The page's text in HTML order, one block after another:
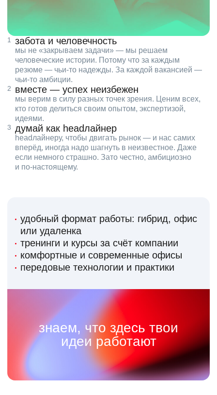
забота и человечность
мы не «закрываем задачи» — мы решаем
человеческие истории. Потому что за каждым
резюме — чьи‑то надежды. За каждой вакансией —
чьи‑то амбиции.
вместе — успех неизбежен
мы верим в силу разных точек зрения. Ценим всех,
кто готов делиться своим опытом, экспертизой,
идеями.
думай как headлайнер
headлайнеру, чтобы двигать рынок — и нас самих
вперёд, иногда надо шагнуть в неизвестное. Даже
если немного страшно. Зато честно, амбициозно
и по‑настоящему.
удобный формат работы: гибрид, офис
или удаленка
тренинги и курсы за счёт компании
комфортные и современные офисы
передовые технологии и практики
знаем, что здесь твои
идеи работают